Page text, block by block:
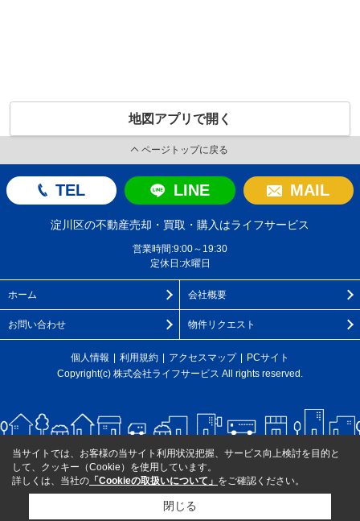
地図アプリで開く
ページトップに戻る
TEL LINE MAIL
淀川区の不動産売却・買取・購入はライフサービス
営業時間:9:00～19:30
定休日:水曜日
ホーム 会社概要
お問い合わせ 物件リクエスト
個人情報 利用規約 アクセスマップ
PCサイト
Copyright(c) 株式会社ライフサービス All rights reserved.
当サイトでは、お客様の当サイト利用状況把握、サービス向上検討を目的と
して、クッキー（Cookie）を使用しています。
詳しくは、当社の 「Cookieの取扱いについて」 をご確認ください。
閉じる